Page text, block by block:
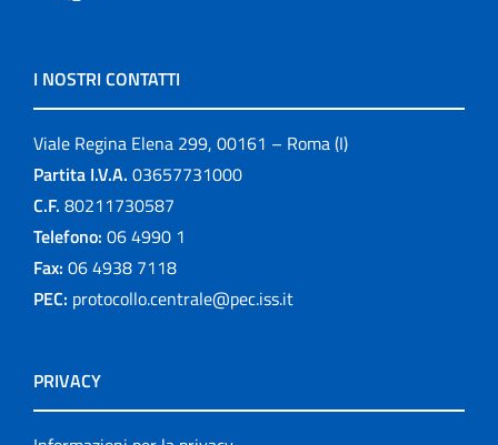
I NOSTRI CONTATTI
Viale Regina Elena 299, 00161 – Roma (I)
Partita I.V.A. 03657731000
C.F. 80211730587
Telefono: 06 4990 1
Fax: 06 4938 7118
PEC: protocollo.centrale@pec.iss.it
PRIVACY